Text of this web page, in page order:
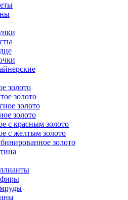
золото
золото
золото
золото
с красным золото
с желтым золото
золото